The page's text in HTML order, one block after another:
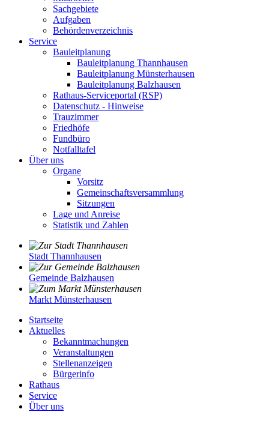
Sachgebiete
Aufgaben
Behördenverzeichnis
Service
Bauleitplanung
Bauleitplanung Thannhausen
Bauleitplanung Münsterhausen
Bauleitplanung Balzhausen
Rathaus-Serviceportal (RSP)
Datenschutz - Hinweise
Trauzimmer
Friedhöfe
Fundbüro
Notfalltafel
Über uns
Organe
Vorsitz
Gemeinschaftsversammlung
Sitzungen
Lage und Anreise
Statistik und Zahlen
Stadt Thannhausen
Gemeinde Balzhausen
Markt Münsterhausen
Startseite
Aktuelles
Bekanntmachungen
Veranstaltungen
Stellenanzeigen
Bürgerinfo
Rathaus
Service
Über uns